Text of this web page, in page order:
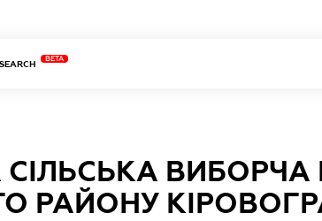
BETA
СІЛЬСЬКА ВИБОРЧА
РАЙОНУ